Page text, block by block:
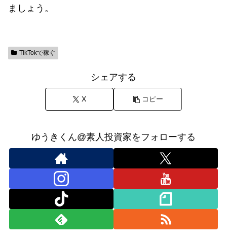
ましょう。
TikTokで稼ぐ
シェアする
X コピー
ゆうきくん@素人投資家をフォローする